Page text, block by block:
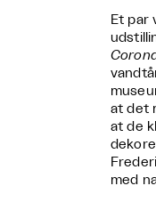
Et par
at det
at de
med